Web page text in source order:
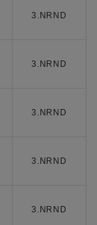
3.NRND
3.NRND
3.NRND
3.NRND
3.NRND